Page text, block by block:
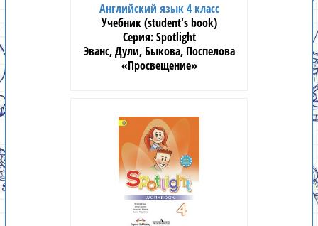
Английский язык 4 класс
Учебник (student's book)
Spotlight
Эванс, Дули, Быкова, Поспелова
«Просвещение»